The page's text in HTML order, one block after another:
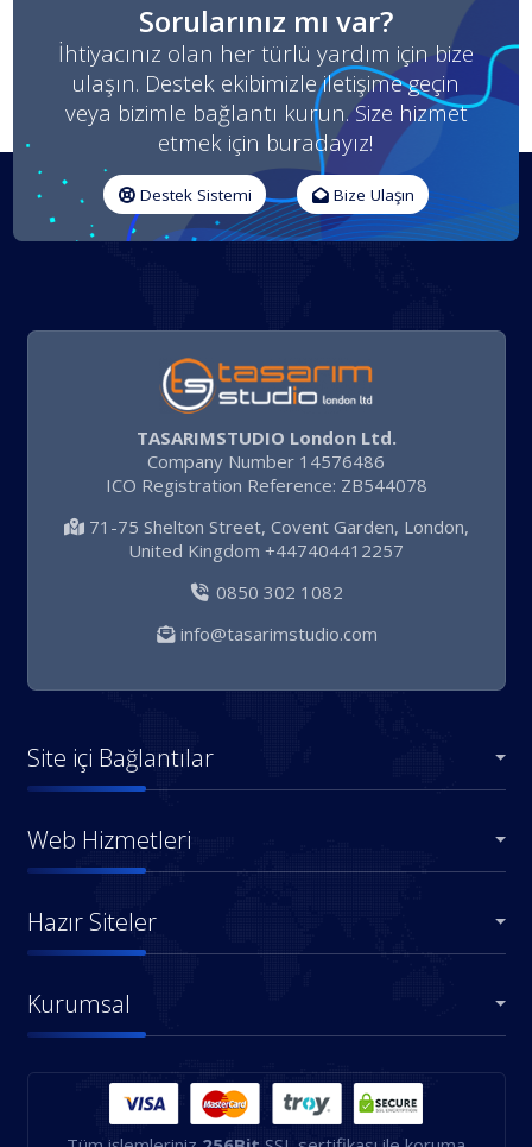
Sorularınız mı var?
İhtiyacınız olan her türlü yardım için bize
ulaşın. Destek ekibimizle iletişime geçin
veya bizimle bağlantı kurun. Size hizmet
etmek için buradayız!
Destek Sistemi Bize Ulaşın
TASARIMSTUDIO London Ltd.
Company Number 14576486
ICO Registration Reference: ZB544078
71-75 Shelton Street, Covent Garden, London,
United Kingdom +447404412257
0850 302 1082
info@tasarimstudio.com
Site içi Bağlantılar
Web Hizmetleri
Hazır Siteler
Kurumsal